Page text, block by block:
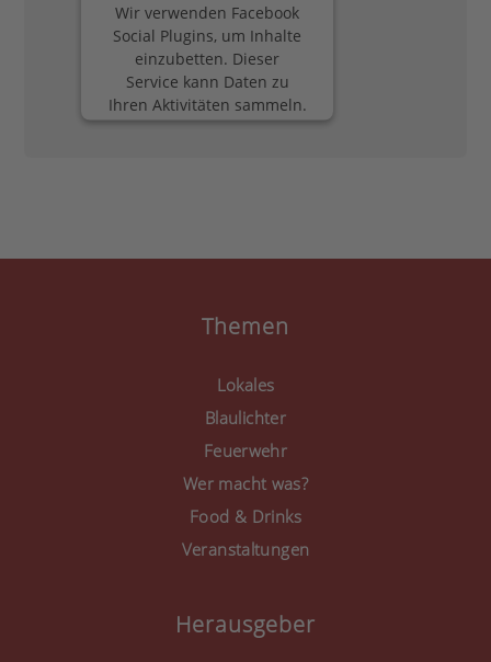
Wir verwenden Facebook
Social Plugins, um Inhalte
einzubetten. Dieser
Service kann Daten zu
Ihren Aktivitäten sammeln.
Bitte lesen Sie die Details
Mehr Informationen
Akzeptieren
Consent Management
Themen
Lokales
Blaulichter
Feuerwehr
Wer macht was?
Food & Drinks
Veranstaltungen
Herausgeber